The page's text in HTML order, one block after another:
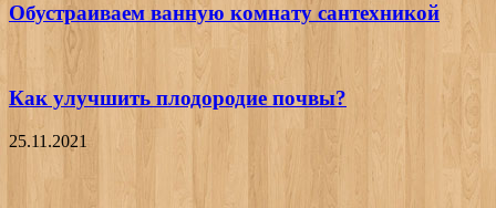
Обустраиваем ванную комнату сантехникой
Как улучшить плодородие почвы?
25.11.2021